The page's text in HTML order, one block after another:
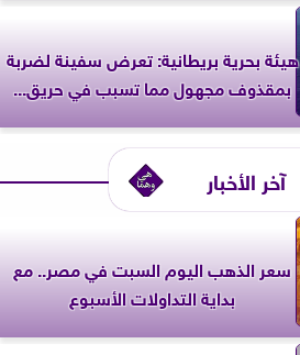
‎هيئة بحرية بريطانية: تعرض سفينة لضربة
بمقذوف مجهول مما تسبب في حريق...
آخر الأخبار
سعر الذهب اليوم السبت في مصر.. مع
بداية التداولات الأسبوع